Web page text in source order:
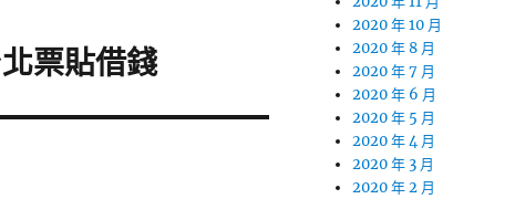
票貼借錢
2020 年 10 月
2020 年 8 月
2020 年 7 月
2020 年 6 月
2020 年 5 月
2020 年 4 月
2020 年 3 月
2020 年 2 月